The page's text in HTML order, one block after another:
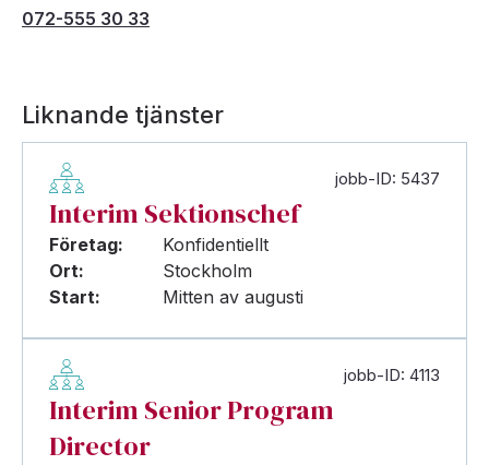
072-555 30 33
Liknande tjänster
jobb-ID: 5437
Interim Sektionschef
Företag:
Konfidentiellt
Ort:
Stockholm
Start:
Mitten av augusti
jobb-ID: 4113
Interim Senior Program
Director